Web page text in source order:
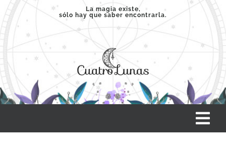
Saltar
contenido
La magia existe,
sólo hay que saber encontrarla.